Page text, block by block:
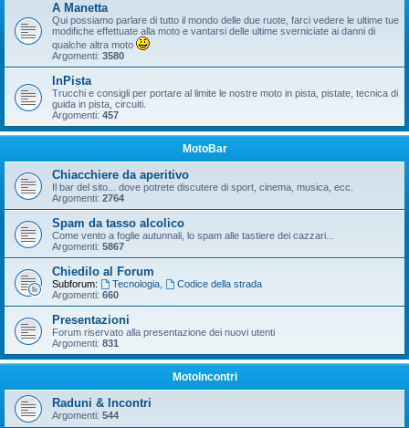
A Manetta
Qui possiamo parlare di tutto il mondo delle due ruote, farci vedere le ultime tue
modifiche effettuate alla moto e vantarsi delle ultime sverniciate ai danni di
qualche altra moto
Argomenti: 3580
InPista
Trucchi e consigli per portare al limite le nostre moto in pista, pistate, tecnica di
guida in pista, circuiti.
Argomenti: 457
MotoBar
Chiacchiere da aperitivo
Il bar del sito... dove potrete discutere di sport, cinema, musica, ecc.
Argomenti: 2764
Spam da tasso alcolico
Come vento a foglie autunnali, lo spam alle tastiere dei cazzari...
Argomenti: 5867
Chiedilo al Forum
Subforum: Tecnologia,
Codice della strada
Argomenti: 660
Presentazioni
Forum riservato alla presentazione dei nuovi utenti
Argomenti: 831
MotoIncontri
Raduni & Incontri
Argomenti: 544